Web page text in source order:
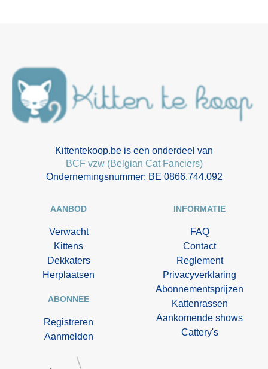
Kittentekoop.be is een onderdeel van
BCF vzw (Belgian Cat Fanciers)
Ondernemingsnummer: BE 0866.744.092
AANBOD
Verwacht
Kittens
Dekkaters
Herplaatsen
ABONNEE
Registreren
Aanmelden
INFORMATIE
FAQ
Contact
Reglement
Privacyverklaring
Abonnementsprijzen
Kattenrassen
Aankomende shows
Cattery's